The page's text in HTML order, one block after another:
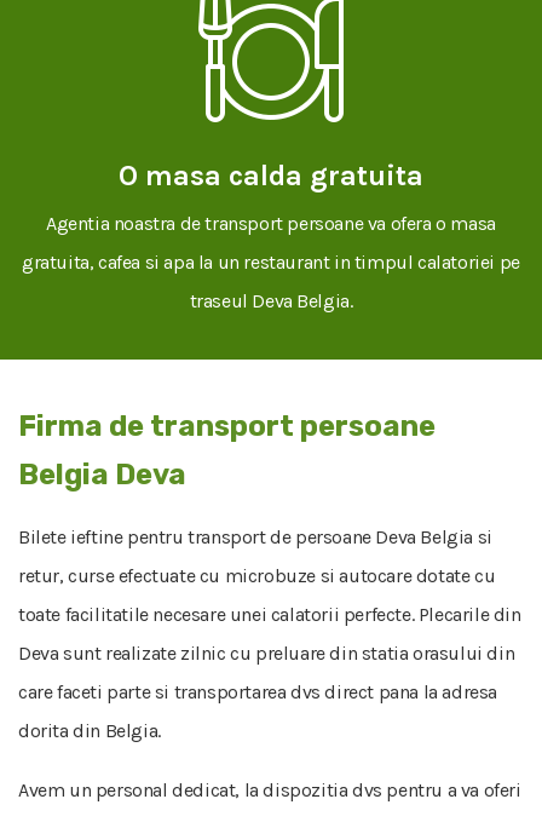
O masa calda gratuita
Agentia noastra de transport persoane va ofera o masa
gratuita, cafea si apa la un restaurant in timpul calatoriei pe
traseul Deva Belgia.
Firma de transport persoane
Belgia Deva
Bilete ieftine pentru transport de persoane Deva Belgia si
retur, curse efectuate cu microbuze si autocare dotate cu
toate facilitatile necesare unei calatorii perfecte. Plecarile din
Deva sunt realizate zilnic cu preluare din statia orasului din
care faceti parte si transportarea dvs direct pana la adresa
dorita din Belgia.
Avem un personal dedicat, la dispozitia dvs pentru a va oferi